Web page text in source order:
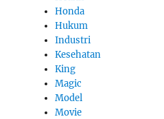
Honda
Hukum
Industri
Kesehatan
King
Magic
Model
Movie